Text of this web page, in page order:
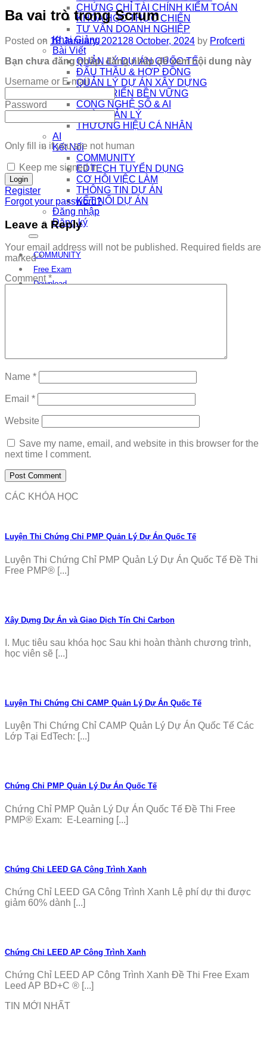
CHỨNG CHỈ TÀI CHÍNH KIỂM TOÁN
KHÓA HỌC THỰC CHIẾN
TƯ VẤN DOANH NGHIỆP
Khai Giảng
Bài Viết
QUẢN LÝ DỰ ÁN QUỐC TẾ
ĐẤU THẦU & HỢP ĐỒNG
QUẢN LÝ DỰ ÁN XÂY DỰNG
PHÁT TRIỂN BỀN VỮNG
CÔNG NGHỆ SỐ & AI
NHÀ QUẢN LÝ
THƯƠNG HIỆU CÁ NHÂN
AI
Kết Nối
COMMUNITY
EDTECH TUYỂN DỤNG
CƠ HỘI VIỆC LÀM
THÔNG TIN DỰ ÁN
KẾT NỐI DỰ ÁN
Đăng nhập
Đăng ký
COMMUNITY
Free Exam
Download
Ba vai trò trong Scrum
Posted on 18 January, 202128 October, 2024 by Profcerti
Bạn chưa đăng nhập, đăng nhập để xem nội dung này
Username or E-mail
Password
Only fill in if you are not human
Keep me signed in
Register
Forgot your password?
Leave a Reply
Your email address will not be published. Required fields are
marked*
Comment*
Name *
Email *
Website
Save my name, email, and website in this browser for the
next time I comment.
CÁC KHÓA HỌC
Luyện Thi Chứng Chỉ PMP Quản Lý Dự Án Quốc Tế
Luyện Thi Chứng Chỉ PMP Quản Lý Dự Án Quốc Tế Đề Thi
Free PMP® [...]
Xây Dựng Dự Án và Giao Dịch Tín Chỉ Carbon
I. Mục tiêu sau khóa học Sau khi hoàn thành chương trình,
học viên sẽ [...]
Luyện Thi Chứng Chỉ CAMP Quản Lý Dự Án Quốc Tế
Luyện Thi Chứng Chỉ CAMP Quản Lý Dự Án Quốc Tế Các
Lớp Tại EdTech: [...]
Chứng Chỉ PMP Quản Lý Dự Án Quốc Tế
Chứng Chỉ PMP Quản Lý Dự Án Quốc Tế Đề Thi Free
PMP® Exam: E-Learning [...]
Chứng Chỉ LEED GA Công Trình Xanh
Chứng Chỉ LEED GA Công Trình Xanh Lệ phí dự thi được
giảm 60% dành [...]
Chứng Chỉ LEED AP Công Trình Xanh
Chứng Chỉ LEED AP Công Trình Xanh Đề Thi Free Exam
Leed AP BD+C ® [...]
TIN MỚI NHẤT